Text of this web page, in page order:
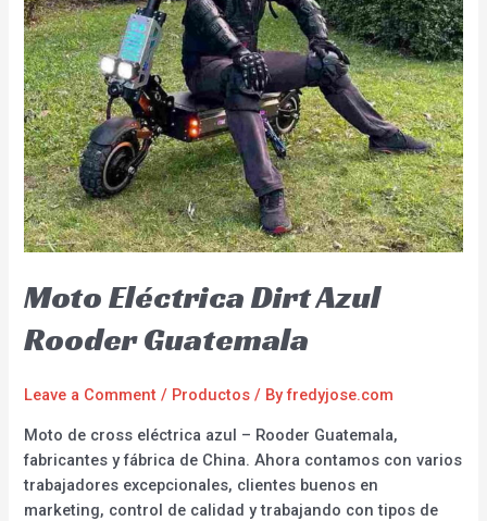
Moto Eléctrica Dirt Azul
Rooder Guatemala
Leave a Comment / Productos / Byfredyjose.com
Moto de cross eléctrica azul – Rooder Guatemala,
fabricantes y fábrica de China. Ahora contamos con varios
trabajadores excepcionales, clientes buenos en
marketing, control de calidad y trabajando con tipos de